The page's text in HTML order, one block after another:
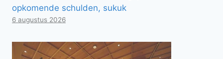
opkomende schulden, sukuk
6 augustus 2026